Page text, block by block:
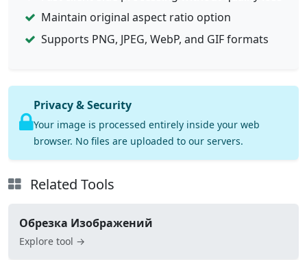
Maintain original aspect ratio option
Supports PNG, JPEG, WebP, and GIF formats
Privacy & Security
Your image is processed entirely inside your web
browser. No files are uploaded to our servers.
Related Tools
Обрезка Изображений
Explore tool →